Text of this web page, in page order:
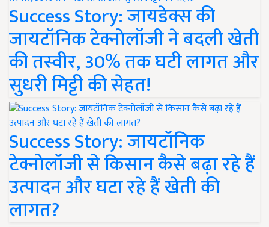
Success Story: जायडेक्स की
जायटॉनिक टेक्नोलॉजी ने बदली खेती
की तस्वीर, 30% तक घटी लागत और
सुधरी मिट्टी की सेहत!
Success Story: जायटॉनिक
टेक्नोलॉजी से किसान कैसे बढ़ा रहे हैं
उत्पादन और घटा रहे हैं खेती की
लागत?